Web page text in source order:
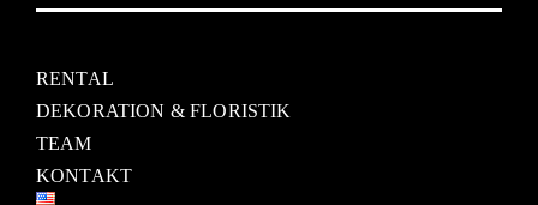
RENTAL
DEKORATION & FLORISTIK
TEAM
KONTAKT